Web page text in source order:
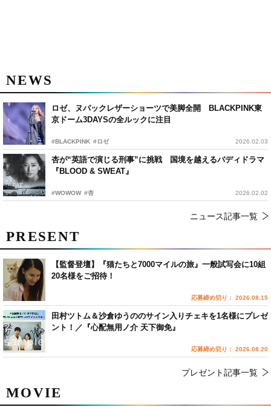
NEWS
ロゼ、ヌバックレザーショーツで美脚全開 BLACKPINK東
京ドーム3DAYSの全ルックに注目
#BLACKPINK #ロゼ 2026.02.03
杏が“英語で演じる刑事”に挑戦 国境を越えるバディドラマ
『BLOOD & SWEAT』
#WOWOW #杏 2026.02.02
ニュース記事一覧
MOVIE
PRESENT
【監督登壇】『猫たちと7000マイルの旅』一般試写会に10組
20名様をご招待！
応募締め切り： 2026.08.15
田村ツトム＆沙倉ゆうののサイン入りチェキを1名様にプレゼ
ント！／『心配無用ノ介 天下御免』
応募締め切り： 2026.08.20
プレゼント記事一覧